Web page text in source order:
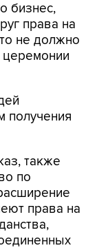
бизнес,
права на
не должно
церемонии
получения
также
по
права на